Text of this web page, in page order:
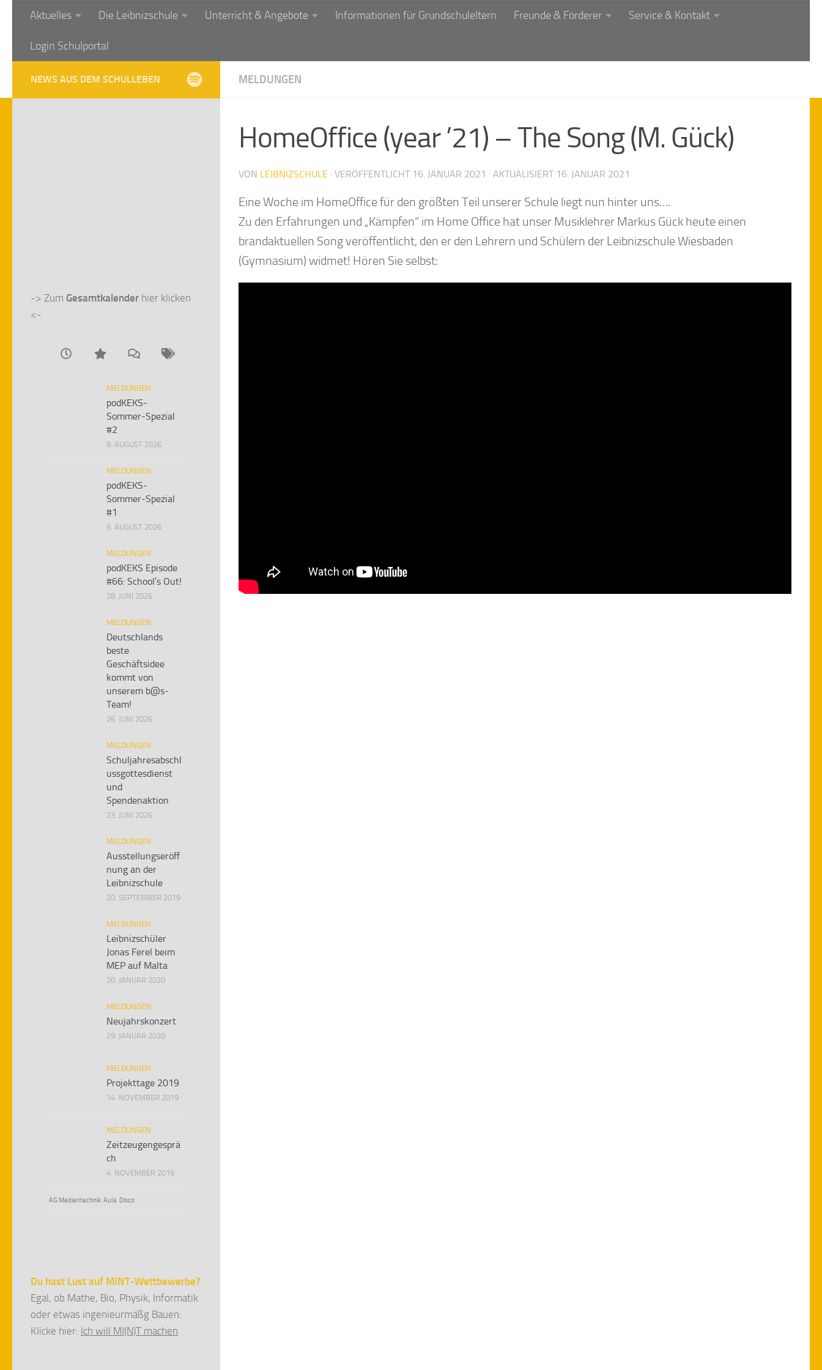
Zum Inhalt springen
Aktuelles Die Leibnizschule Unterricht & Angebote Informationen für Grundschuleltern Freunde & Förderer Service & Kontakt
Login Schulportal
MELDUNGEN
HomeOffice (year ’21) – The Song (M. Gück)
VON LEIBNIZSCHULE · VERÖFFENTLICHT 16. JANUAR 2021 · AKTUALISIERT 16. JANUAR 2021
Eine Woche im HomeOffice für den größten Teil unserer Schule liegt nun hinter uns….
Zu den Erfahrungen und „Kämpfen“ im Home Office hat unser Musiklehrer Markus Gück heute einen
brandaktuellen Song veröffentlicht, den er den Lehrern und Schülern der Leibnizschule Wiesbaden
(Gymnasium) widmet! Hören Sie selbst:
NEWS AUS DEM SCHULLEBEN
-> Zum Gesamtkalender hier klicken
<-
MELDUNGEN
podKEKS-
Sommer-Spezial
#2
9. AUGUST 2026
MELDUNGEN
podKEKS-
Sommer-Spezial
#1
9. AUGUST 2026
MELDUNGEN
podKEKS Episode
#66: School’s Out!
28. JUNI 2026
MELDUNGEN
Deutschlands
beste
Geschäftsidee
kommt von
unserem b@s-
Team!
26. JUNI 2026
MELDUNGEN
Schuljahresabschl
ussgottesdienst
und
Spendenaktion
23. JUNI 2026
MELDUNGEN
Ausstellungseröff
nung an der
Leibnizschule
20. SEPTEMBER 2019
MELDUNGEN
Leibnizschüler
Jonas Ferel beim
MEP auf Malta
20. JANUAR 2020
MELDUNGEN
Neujahrskonzert
29. JANUAR 2020
MELDUNGEN
Projekttage 2019
14. NOVEMBER 2019
MELDUNGEN
Zeitzeugengesprä
ch
4. NOVEMBER 2019
AG Medientechnik Aula Disco
Du hast Lust auf MINT-Wettbewerbe?
Egal, ob Mathe, Bio, Physik, Informatik
oder etwas ingenieurmäßg Bauen:
Klicke hier: Ich will MI(N)T machen